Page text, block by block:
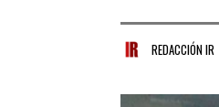
REDACCIÓN IR